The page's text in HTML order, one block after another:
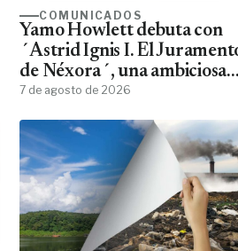
COMUNICADOS
Yamo Howlett debuta con
´Astrid Ignis I. El
de Néxora´, una ambiciosa
saga de fantasía y ciencia
7 de agosto de 2026